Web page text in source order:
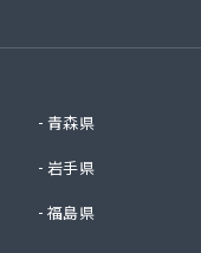
青森県
岩手県
福島県